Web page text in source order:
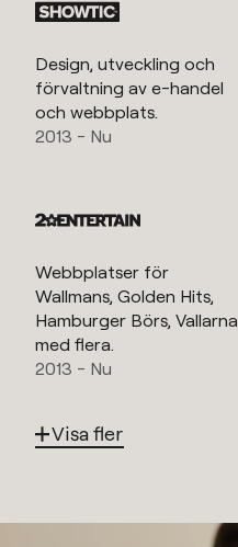
Design, utveckling och
förvaltning av e-handel
och webbplats.
2013 - Nu
Webbplatser för
Wallmans, Golden Hits,
Hamburger Börs, Vallarna
med flera.
2013 - Nu
Visa fler